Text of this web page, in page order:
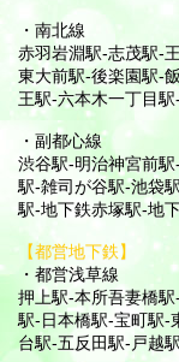
・南北線
赤羽岩淵駅-志茂駅-
東大前駅-後楽園駅-
王駅-六本木一丁目
・副都心線
渋谷駅-明治神宮前
駅-雑司が谷駅-池袋
駅-地下鉄赤塚駅-地
【都営地下鉄】
・都営浅草線
押上駅-本所吾妻橋
駅-日本橋駅-宝町駅-
台駅-五反田駅-戸越